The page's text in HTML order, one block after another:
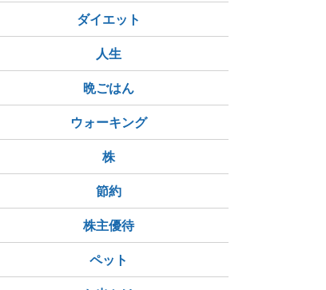
ダイエット
人生
晩ごはん
ウォーキング
株
節約
株主優待
ペット